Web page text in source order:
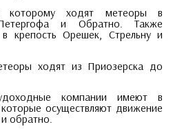
которому ходят метеоры в
и Обратно. Также
крепость Орешек, Стрельну и
ходят из Приозерска до
компании имеют в
осуществляют движение
обратно.